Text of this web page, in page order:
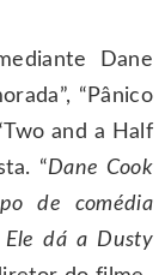
Dane
“Pânico
and a Half
“Dane Cook
de comédia
Ele dá a Dusty